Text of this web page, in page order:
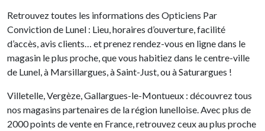
Retrouvez toutes les informations des Opticiens Par
Conviction de Lunel : Lieu, horaires d’ouverture, facilité
d’accès, avis clients… et prenez rendez-vous en ligne dans le
magasin le plus proche, que vous habitiez dans le centre-ville
de Lunel, à Marsillargues, à Saint-Just, ou à Saturargues !
Villetelle, Vergèze, Gallargues-le-Montueux : découvrez tous
nos magasins partenaires de la région lunelloise. Avec plus de
2000 points de vente en France, retrouvez ceux au plus proche